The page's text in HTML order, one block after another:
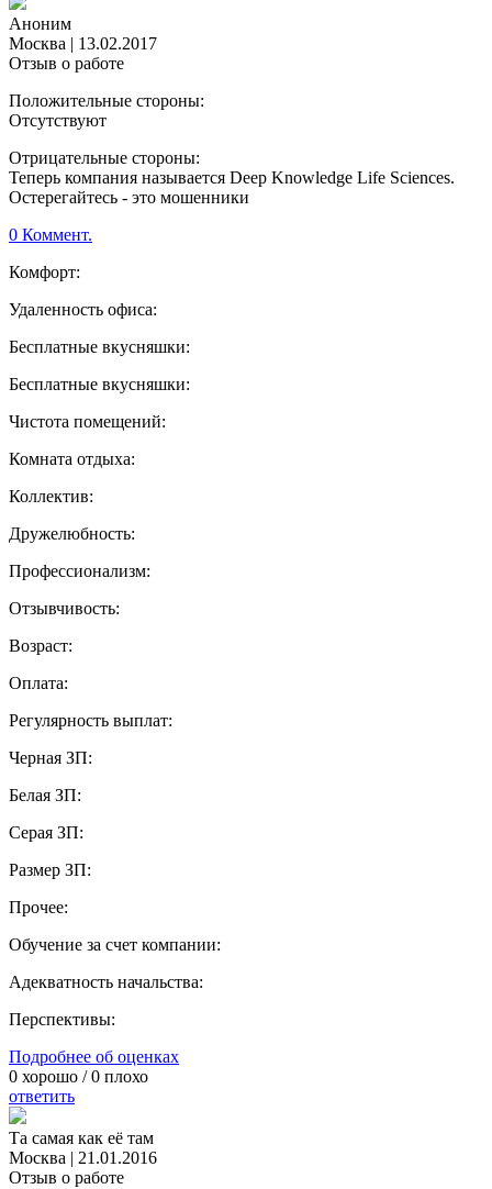
Аноним
Москва | 13.02.2017
Отзыв о работе
Положительные стороны:
Отсутствуют
Отрицательные стороны:
Теперь компания называется Deep Knowledge Life Sciences.
Остерегайтесь - это мошенники
0 Коммент.
Комфорт:
Удаленность офиса:
Бесплатные вкусняшки:
Бесплатные вкусняшки:
Чистота помещений:
Комната отдыха:
Коллектив:
Дружелюбность:
Профессионализм:
Отзывчивость:
Возраст:
Оплата:
Регулярность выплат:
Черная ЗП:
Белая ЗП:
Серая ЗП:
Размер ЗП:
Прочее:
Обучение за счет компании:
Адекватность начальства:
Перспективы:
Подробнее об оценках
0 хорошо /0 плохо
ответить
Та самая как её там
Москва | 21.01.2016
Отзыв о работе